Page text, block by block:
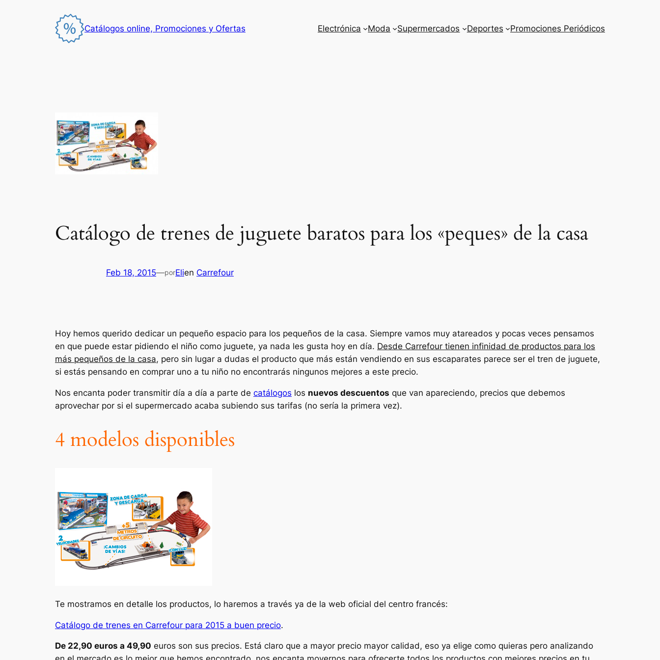
Catálogos online, Promociones y Ofertas Electrónica Moda Supermercados Deportes Promociones Periódicos
Catálogo de trenes de juguete baratos para los «peques» de la casa
Feb 18, 2015—porElien Carrefour
Hoy hemos querido dedicar un pequeño espacio para los pequeños de la casa. Siempre vamos muy atareados y pocas veces pensamos
en que puede estar pidiendo el niño como juguete, ya nada les gusta hoy en día. Desde Carrefour tienen infinidad de productos para los
más pequeños de la casa, pero sin lugar a dudas el producto que más están vendiendo en sus escaparates parece ser el tren de juguete,
si estás pensando en comprar uno a tu niño no encontrarás ningunos mejores a este precio.
Nos encanta poder transmitir día a día a parte de catálogos los nuevos descuentos que van apareciendo, precios que debemos
aprovechar por si el supermercado acaba subiendo sus tarifas (no sería la primera vez).
4 modelos disponibles
Te mostramos en detalle los productos, lo haremos a través ya de la web oficial del centro francés:
Catálogo de trenes en Carrefour para 2015 a buen precio.
De 22,90 euros a 49,90 euros son sus precios. Está claro que a mayor precio mayor calidad, eso ya elige como quieras pero analizando